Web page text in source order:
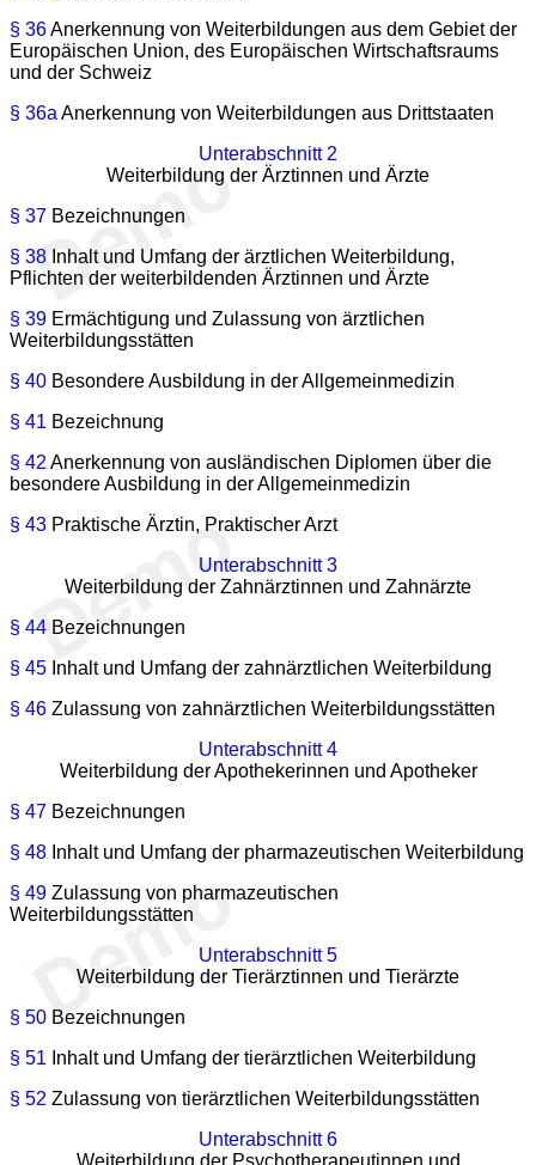
§ 36Anerkennung von Weiterbildungen aus dem Gebiet der
Europäischen Union, des Europäischen Wirtschaftsraums
und der Schweiz
§ 36a Anerkennung von Weiterbildungen aus Drittstaaten
Unterabschnitt 2
Weiterbildung der Ärztinnen und Ärzte
§ 37 Bezeichnungen
§ 38 Inhalt und Umfang der ärztlichen Weiterbildung,
Pflichten der weiterbildenden Ärztinnen und Ärzte
§ 39 Ermächtigung und Zulassung von ärztlichen
Weiterbildungsstätten
§ 40 Besondere Ausbildung in der Allgemeinmedizin
§ 41 Bezeichnung
§ 42 Anerkennung von ausländischen Diplomen über die
besondere Ausbildung in der Allgemeinmedizin
§ 43 Praktische Ärztin, Praktischer Arzt
Unterabschnitt 3
Weiterbildung der Zahnärztinnen und Zahnärzte
§ 44 Bezeichnungen
§ 45 Inhalt und Umfang der zahnärztlichen Weiterbildung
§ 46 Zulassung von zahnärztlichen Weiterbildungsstätten
Unterabschnitt 4
Weiterbildung der Apothekerinnen und Apotheker
§ 47 Bezeichnungen
§ 48 Inhalt und Umfang der pharmazeutischen Weiterbildung
§ 49 Zulassung von pharmazeutischen
Weiterbildungsstätten
Unterabschnitt 5
Weiterbildung der Tierärztinnen und Tierärzte
§ 50 Bezeichnungen
§ 51 Inhalt und Umfang der tierärztlichen Weiterbildung
§ 52 Zulassung von tierärztlichen Weiterbildungsstätten
Unterabschnitt 6
Weiterbildung der Psychotherapeutinnen und